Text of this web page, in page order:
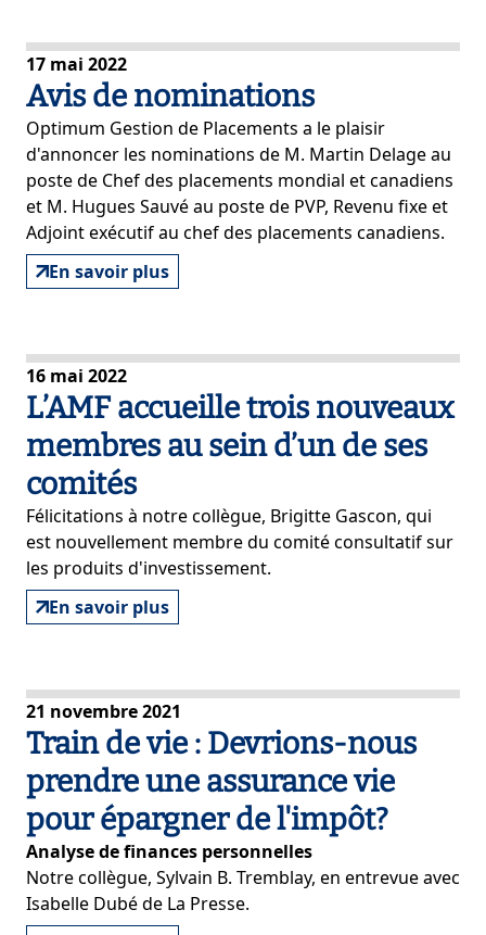
17 mai 2022
Avis de nominations
Optimum Gestion de Placements a le plaisir
d'annoncer les nominations de M. Martin Delage au
poste de Chef des placements mondial et canadiens
et M. Hugues Sauvé au poste de PVP, Revenu fixe et
Adjoint exécutif au chef des placements canadiens.
En savoir plus
16 mai 2022
L’AMF accueille trois nouveaux
membres au sein d’un de ses
comités
Félicitations à notre collègue, Brigitte Gascon, qui
est nouvellement membre du comité consultatif sur
les produits d'investissement.
En savoir plus
21 novembre 2021
Train de vie : Devrions-nous
prendre une assurance vie
pour épargner de l'impôt?
Analyse de finances personnelles
Notre collègue, Sylvain B. Tremblay, en entrevue avec
Isabelle Dubé de La Presse.